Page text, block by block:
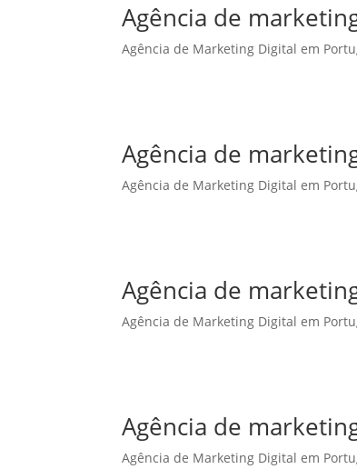
Agência de
Agência de Marketing Digital em
Agência de
Agência de Marketing Digital em
Agência de
Agência de Marketing Digital em
Agência de
Agência de Marketing Digital em